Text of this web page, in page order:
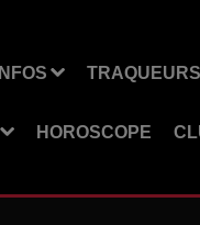
INFOS
HOROSCOPE